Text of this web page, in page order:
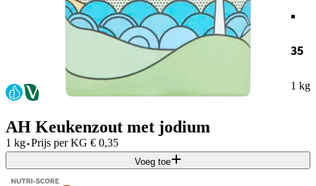
.
35
1 kg
AH Keukenzout met jodium
1 kg·Prijs per KG € 0,35
Voeg toe